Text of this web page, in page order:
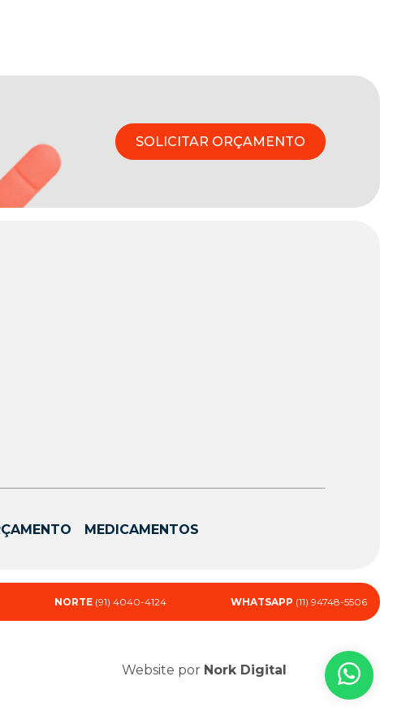
SOLICITAR ORÇAMENTO
MEDICAMENTOS
NORTE (91) 4040-4124 WHATSAPP (11) 94748-5506
Website por Nork Digital